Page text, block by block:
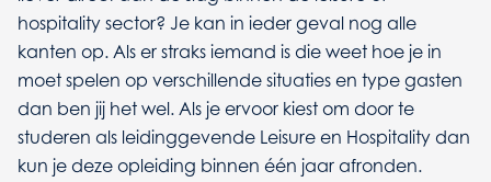
hospitality sector? Je kan in ieder geval nog alle
kanten op. Als er straks iemand is die weet hoe je in
moet spelen op verschillende situaties en type gasten
dan ben jij het wel. Als je ervoor kiest om door te
studeren als leidinggevende Leisure en Hospitality dan
kun je deze opleiding binnen één jaar afronden.